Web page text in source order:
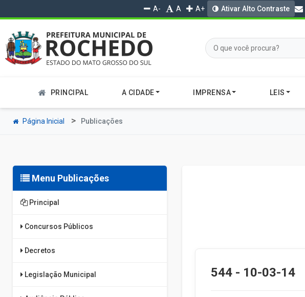
A- A A+ Ativar Alto Contraste
PRINCIPAL A CIDADE IMPRENSA LEIS
Página Inicial Publicações
Menu Publicações
Principal
Concursos Públicos
Decretos
Legislação Municipal 544 - 10-03-14